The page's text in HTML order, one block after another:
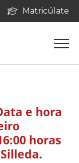
Matricúlate
e hora
horas